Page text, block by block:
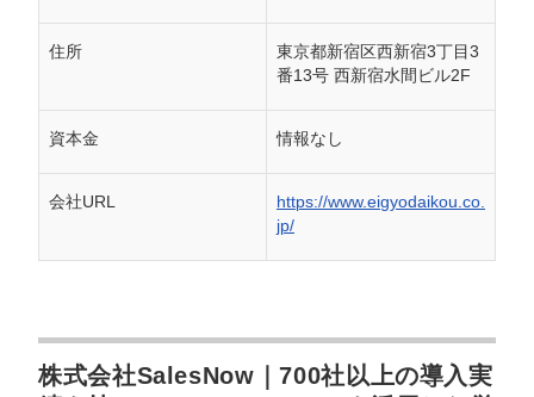
住所
東京都新宿区西新宿3丁目3
番13号 西新宿水間ビル2F
資本金 情報なし
会社URL
https://www.eigyodaikou.co.
jp/
株式会社SalesNow｜700社以上の導入実